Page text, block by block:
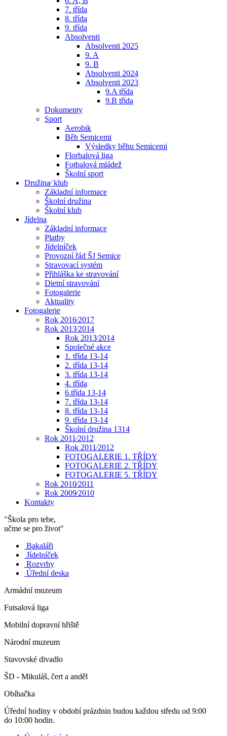
7. třída
8. třída
9. třída
Absolventi
Absolventi 2025
9. A
9. B
Absolventi 2024
Absolventi 2023
9.A třída
9.B třída
Dokumenty
Sport
Aerobik
Běh Semicemi
Výsledky běhu Semicemi
Florbalová liga
Fotbalová mládež
Školní sport
Družina⁄ klub
Základní informace
Školní družina
Školní klub
Jídelna
Základní informace
Platby
Jídelníček
Provozní řád ŠJ Semice
Stravovací systém
Přihláška ke stravování
Dietní stravování
Fotogalerie
Aktuality
Fotogalerie
Rok 2016⁄2017
Rok 2013⁄2014
Rok 2013⁄2014
Společné akce
1. třída 13-14
2. třída 13-14
3. třída 13-14
4. třída
6.třída 13-14
7. třída 13-14
8. třída 13-14
9. třída 13-14
Školní družina 1314
Rok 2011⁄2012
Rok 2011⁄2012
FOTOGALERIE 1. TŘÍDY
FOTOGALERIE 2. TŘÍDY
FOTOGALERIE 5. TŘÍDY
Rok 2010⁄2011
Rok 2009⁄2010
Kontakty
"Škola pro tebe,
učme se pro život"
Bakaláři
Jídelníček
Rozvrhy
Úřední deska
Armádní muzeum
Futsalová liga
Mobilní dopravní hřiště
Národní muzeum
Stavovské divadlo
ŠD - Mikuláš, čert a anděl
Obíhačka
Úřední hodiny v období prázdnin budou každou středu od 9:00
do 10:00 hodin.